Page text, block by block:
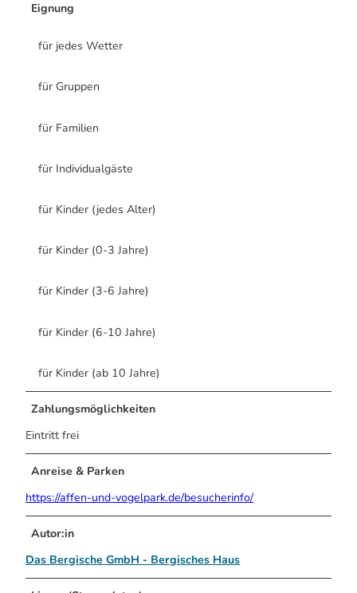
Eignung
für jedes Wetter
für Gruppen
für Familien
für Individualgäste
für Kinder (jedes Alter)
für Kinder (0-3 Jahre)
für Kinder (3-6 Jahre)
für Kinder (6-10 Jahre)
für Kinder (ab 10 Jahre)
Zahlungsmöglichkeiten
Eintritt frei
Anreise & Parken
https://affen-und-vogelpark.de/besucherinfo/
Autor:in
Das Bergische GmbH - Bergisches Haus